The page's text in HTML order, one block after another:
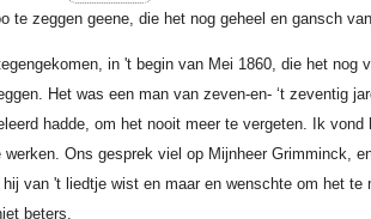
te zeggen geene, die het nog geheel en gansch
in 't begin van Mei 1860, die het nog
Het was een man van zeven-en- ‘t zeventig
hadde, om het nooit meer te vergeten. Ik vond
Ons gesprek viel op Mijnheer Grimminck,
van 't liedtje wist en maar en wenschte om het te
beters.